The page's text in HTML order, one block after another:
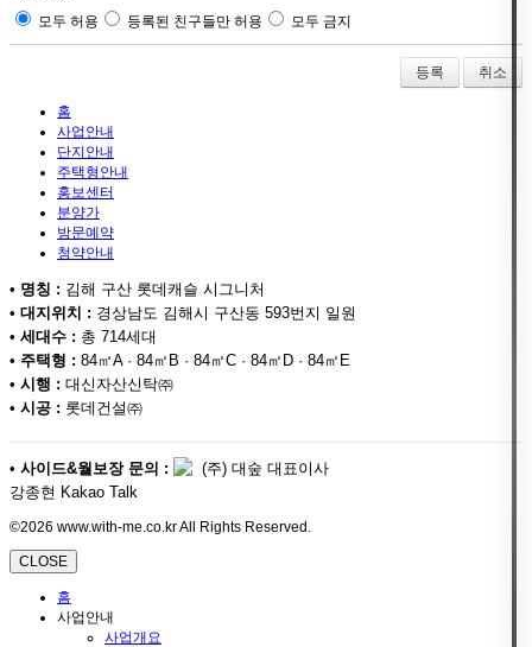
모두 허용
등록된 친구들만 허용 모두 금지
취소
홈
사업안내
단지안내
주택형안내
홍보센터
분양가
방문예약
청약안내
• 명칭 : 김해 구산 롯데캐슬 시그니처
• 대지위치 : 경상남도 김해시 구산동 593번지 일원
• 세대수 : 총 714세대
• 주택형 : 84㎡A · 84㎡B · 84㎡C · 84㎡D · 84㎡E
• 시행 : 대신자산신탁㈜
• 시공 : 롯데건설㈜
• 사이드&월보장 문의 :
(주) 대숲 대표이사
강종현 Kakao Talk
©2026 www.with-me.co.kr All Rights Reserved.
CLOSE
홈
사업안내
사업개요